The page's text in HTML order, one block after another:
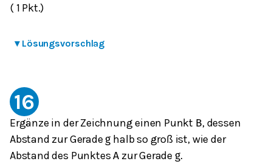
( 1 Pkt.)
▾ Lösungsvorschlag
16
Ergänze in der Zeichnung einen Punkt B, dessen
Abstand zur Gerade g halb so groß ist, wie der
Abstand des PunktesA zur Gerade g.